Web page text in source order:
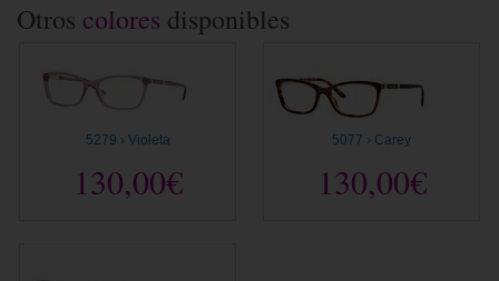
Otros colores disponibles
5279 › Violeta
130,00€
5077 › Carey
130,00€